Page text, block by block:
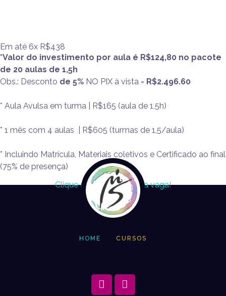
Em até 6x R$438
*Valor do investimento por aula é R$124,80 no pacote
de 20 aulas de 1,5h
Obs.: Desconto de 5% NO PIX à vista = R$2.496.60
* Aula Avulsa em turma | R$165 (aula de 1,5h)
* 1 mês com 4 aulas | R$605 (turmas de 1,5/aula)
* Incluindo Matrícula, Materiais coletivos e Certificado ao final
(75% de presença)
Clique aqui e garanta sua vaga!
HOME CURSOS